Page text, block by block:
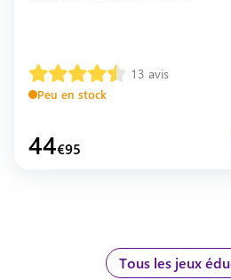
13 avis
Peu en stock
44€95
Tous les jeux